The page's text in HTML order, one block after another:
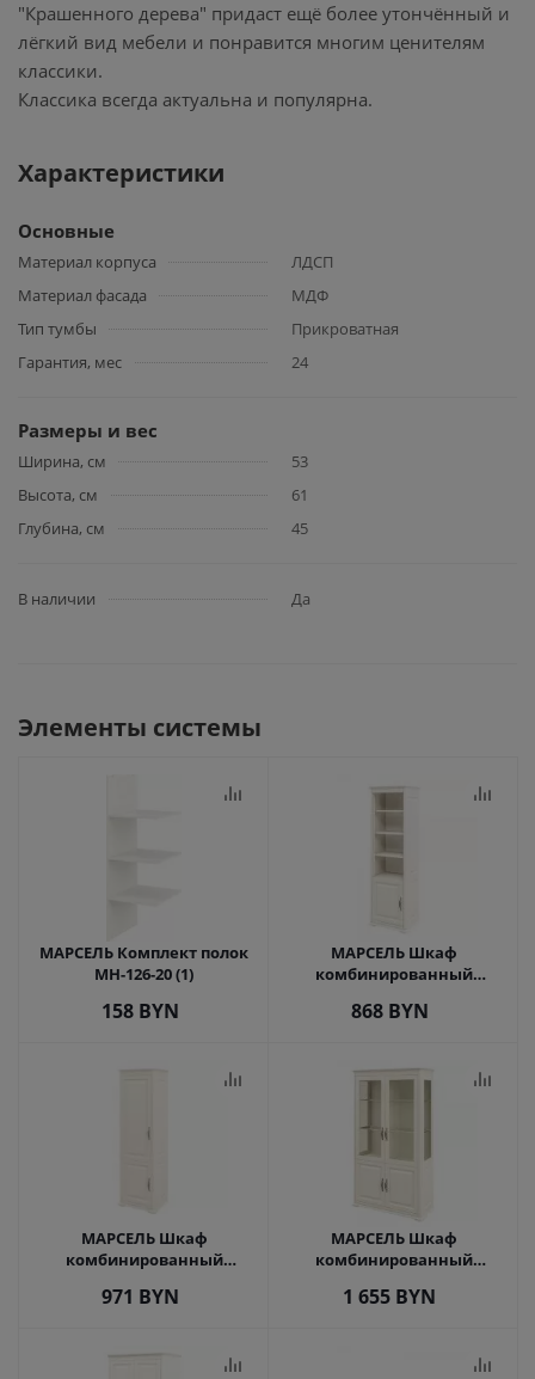
"Крашенного дерева" придаст ещё более утончённый и
лёгкий вид мебели и понравится многим ценителям
классики.
Классика всегда актуальна и популярна.
Характеристики
Основные
Материал корпуса
ЛДСП
Материал фасада
МДФ
Тип тумбы
Прикроватная
Гарантия, мес
24
Размеры и вес
Ширина, см
53
Высота, см
61
Глубина, см
45
В наличии Да
Элементы системы
МАРСЕЛЬ Комплект полок
МН-126-20 (1)
158BYN
МАРСЕЛЬ Шкаф
комбинированный
868BYN
МАРСЕЛЬ Шкаф
комбинированный
971 BYN
МАРСЕЛЬ Шкаф
комбинированный
1 655 BYN